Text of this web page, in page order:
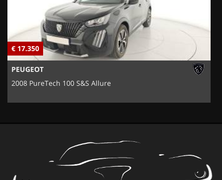
€ 17.350
PEUGEOT
2008 PureTech 100 S&S Allure